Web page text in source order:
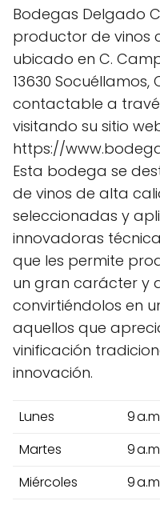
Bodegas Delgado
productor de vinos
ubicado en C.
13630 Socuéllamos,
contactable a
visitando su sitio
https://
Esta bodega se
de vinos de alta
seleccionadas y
innovadoras
que les permite
un gran carácter y
convirtiéndolos en
aquellos que
vinificación
innovación.
Lunes
9
Martes
9
Miércoles
9